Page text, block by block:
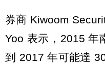
券商 Kiwoom
Yoo 表示，2015 年
到 2017 年可能達